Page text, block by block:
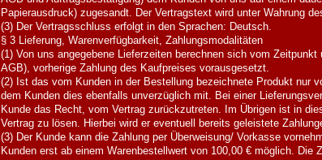
Papierausdruck) zugesandt. Der Vertragstext wird unter Wahrung
(3) Der Vertragsschluss erfolgt in den Sprachen: Deutsch.
§ 3 Lieferung, Warenverfügbarkeit, Zahlungsmodalitäten
(1) Von uns angegebene Lieferzeiten berechnen sich vom
AGB), vorherige Zahlung des Kaufpreises vorausgesetzt.
(2) Ist das vom Kunden in der Bestellung bezeichnete Produkt nur
dem Kunden dies ebenfalls unverzüglich mit. Bei einer
Kunde das Recht, vom Vertrag zurückzutreten. Im Übrigen ist in
Vertrag zu lösen. Hierbei wird er eventuell bereits geleistete
(3) Der Kunde kann die Zahlung per Überweisung/ Vorkasse
Kunden erst ab einem Warenbestellwert von 100,00 € möglich. Die